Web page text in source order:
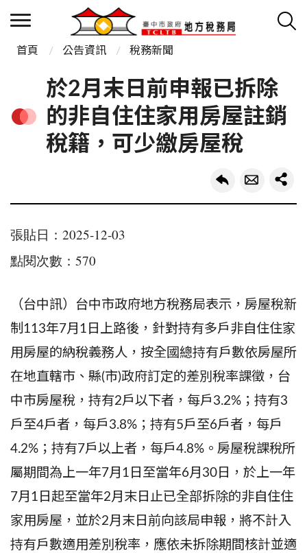
首頁 公告資訊 稅務新聞
於2月末日前申報已拆除
的非自住住家用房屋註銷
稅籍，可少繳房屋稅
張貼日：2025-12-03
點閱次數：570
（台中訊）台中市政府地方稅務局表示，房屋稅新
制113年7月1日上路後，針對持有多戶非自住住家
用房屋的納稅義務人，按全國總持有戶數依房屋所
在地直轄市、縣(市)政府訂定的差別稅率課徵，台
中市房屋稅，持有2戶以下者，每戶3.2%；持有3
戶至4戶者，每戶3.8%；持有5戶至6戶者，每戶
4.2%；持有7戶以上者，每戶4.8%。房屋稅課稅所
屬期間為上一年7月1日至當年6月30日，於上一年
7月1日起至當年2月末日止已全部拆除的非自住住
家用房屋，並於2月末日前向該局申報，將不計入
持有戶數適用差別稅率，應依未拆除期間核計並適